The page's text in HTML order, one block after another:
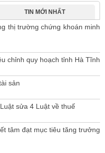
TIN MỚI NHẤT
thị trường chứng khoán minh
chỉnh quy hoạch tỉnh Hà Tĩnh
sản
sửa 4 Luật về thuế
tâm đạt mục tiêu tăng trưởng